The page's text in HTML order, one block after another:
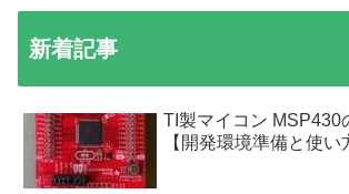
新着記事
TI製マイコン MSP430
【開発環境準備と使い